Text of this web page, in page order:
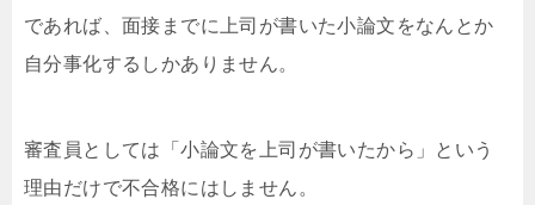
であれば、面接までに上司が書いた小論文をなんとか
自分事化するしかありません。
審査員としては「小論文を上司が書いたから」という
理由だけで不合格にはしません。